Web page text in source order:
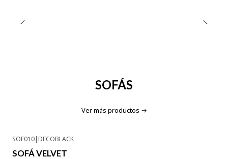
SOFÁS
Ver más productos
-3% OFF
SOF010|DECOBLACK
SOFÁ VELVET